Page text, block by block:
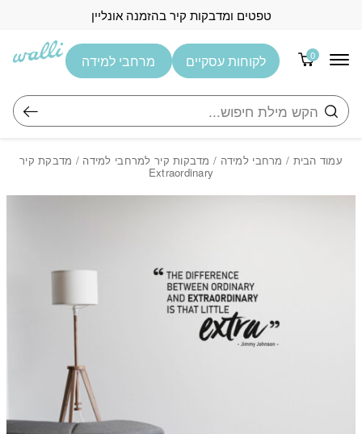
טפטים ומדבקות קיר בהזמנה אונליין
0
חיפוש
לקוחות עסקיים מרחבי למידה
עמוד הבית / מרחבי למידה / מדבקות קיר למרחבי למידה / מדבקת קיר
Extraordinary